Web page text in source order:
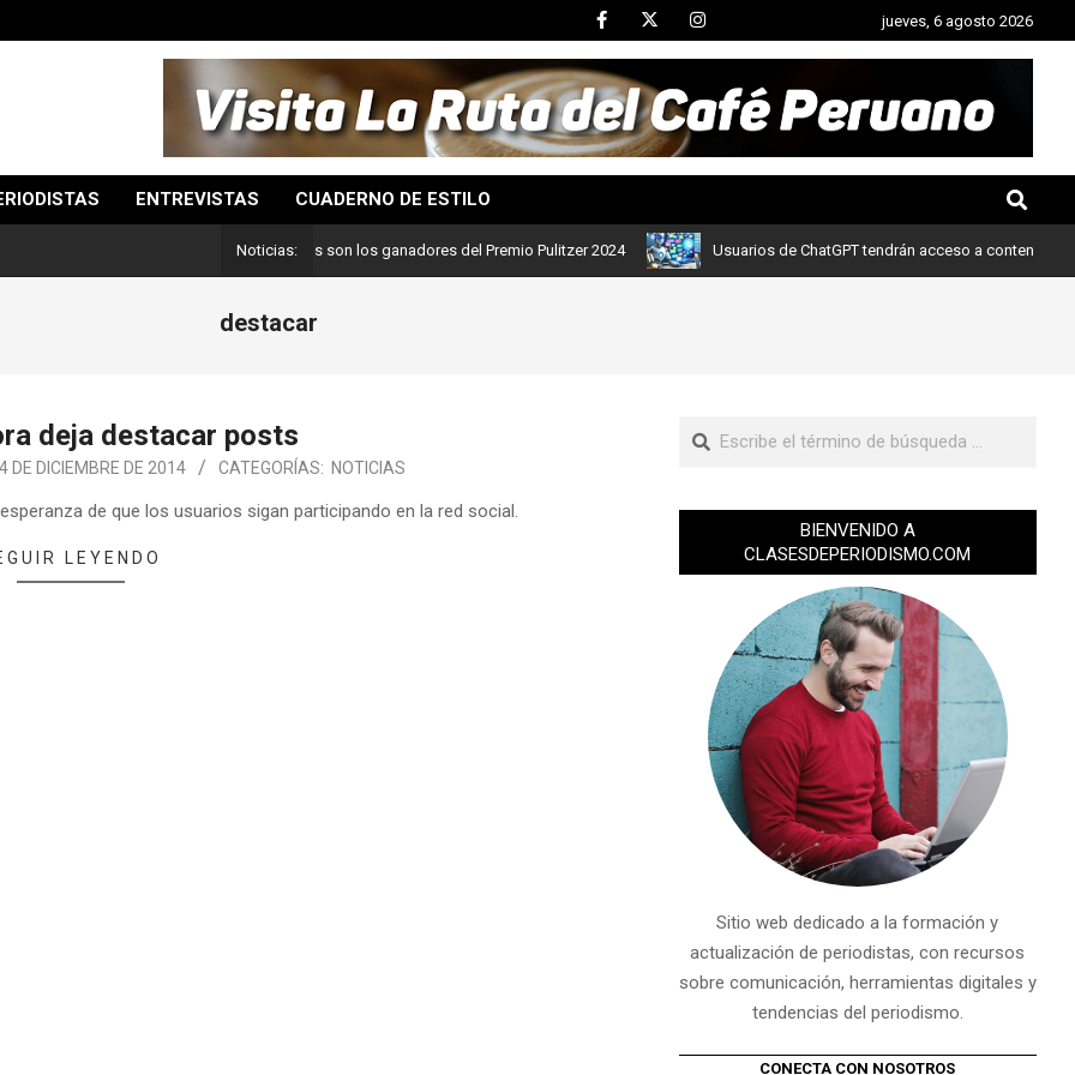
jueves, 6 agosto 2026
ENTREVISTAS CUADERNO DE ESTILO
Noticias:
Lo mejor del periodismo: Estos son los ganadores del Premio Pulitzer 2024 Usuarios de ChatGPT tendrán acceso a contenidos de
destacar
deja destacar posts
DE DICIEMBRE DE 2014 CATEGORÍAS: NOTICIAS
de que los usuarios sigan participando en la red social.
LEYENDO
BIENVENIDO A
CLASESDEPERIODISMO.COM
Sitio web dedicado a la formación y
actualización de periodistas, con recursos
sobre comunicación, herramientas digitales y
tendencias del periodismo.
CONECTA CON NOSOTROS